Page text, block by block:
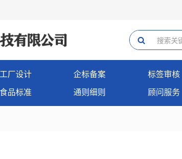
工厂设计 企标备案 标签审核
食品标准 通则细则 顾问服务